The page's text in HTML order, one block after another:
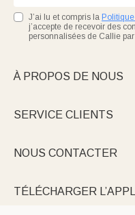
J’ai lu et compris la
j’accepte de recevoir des
personnalisées de Callie
À PROPOS DE NOUS
SERVICE CLIENTS
NOUS CONTACTER
TÉLÉCHARGER